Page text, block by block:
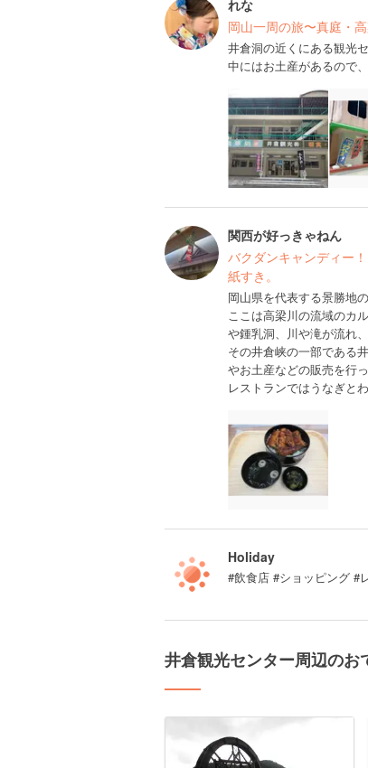
れな
岡山一周の旅〜真庭・
井倉洞の近くにある観光
中にはお土産があるので
関西が好っきゃねん
バクダンキャンディー
紙すき。
岡山県を代表する景勝地
ここは高梁川の流域のカ
や鍾乳洞、川や滝が流れ
その井倉峡の一部である
やお土産などの販売を行っ
レストランではうなぎと
Holiday
#飲食店 #ショッピング #
井倉観光センター周辺のお